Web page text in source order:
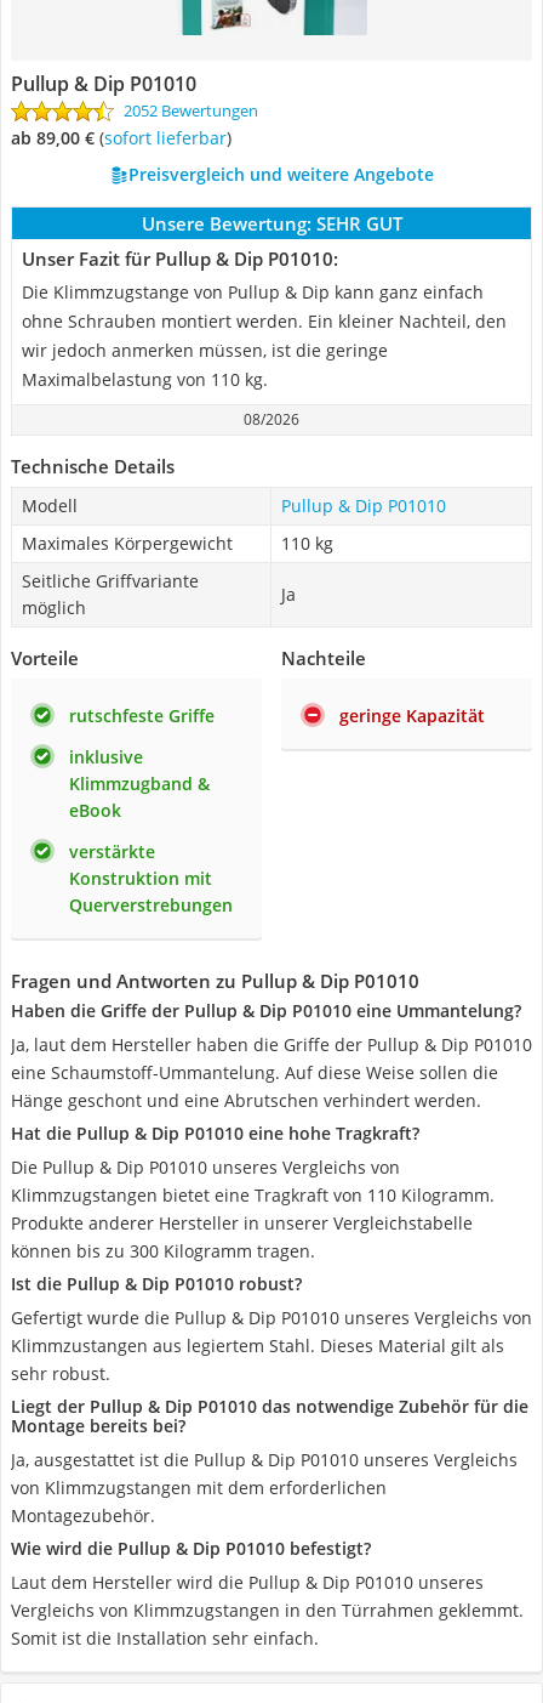
Pullup & Dip P01010
2052 Bewertungen
ab 89,00 € ( Sofort lieferbar)
Preisvergleich und weitere Angebote
Unsere Bewertung: SEHR GUT
Unser Fazit für Pullup & Dip P01010:
Die Klimmzugstange von Pullup & Dip kann ganz einfach
ohne Schrauben montiert werden. Ein kleiner Nachteil, den
wir jedoch anmerken müssen, ist die geringe
Maximalbelastung von 110 kg.
08/2026
Technische Details
Modell
Pullup & Dip P01010
Maximales Körpergewicht
110 kg
Seitliche Griffvariante
möglich
Ja
Vorteile
rutschfeste Griffe
inklusive
Klimmzugband &
eBook
verstärkte
Konstruktion mit
Querverstrebungen
Nachteile
geringe Kapazität
Fragen und Antworten zu Pullup & Dip P01010
Haben die Griffe der Pullup & Dip P01010 eine Ummantelung?
Ja, laut dem Hersteller haben die Griffe der Pullup & Dip P01010
eine Schaumstoff-Ummantelung. Auf diese Weise sollen die
Hänge geschont und eine Abrutschen verhindert werden.
Hat die Pullup & Dip P01010 eine hohe Tragkraft?
Die Pullup & Dip P01010 unseres Vergleichs von
Klimmzugstangen bietet eine Tragkraft von 110 Kilogramm.
Produkte anderer Hersteller in unserer Vergleichstabelle
können bis zu 300 Kilogramm tragen.
Ist die Pullup & Dip P01010 robust?
Gefertigt wurde die Pullup & Dip P01010 unseres Vergleichs von
Klimmzustangen aus legiertem Stahl. Dieses Material gilt als
sehr robust.
Liegt der Pullup & Dip P01010 das notwendige Zubehör für die
Montage bereits bei?
Ja, ausgestattet ist die Pullup & Dip P01010 unseres Vergleichs
von Klimmzugstangen mit dem erforderlichen
Montagezubehör.
Wie wird die Pullup & Dip P01010 befestigt?
Laut dem Hersteller wird die Pullup & Dip P01010 unseres
Vergleichs von Klimmzugstangen in den Türrahmen geklemmt.
Somit ist die Installation sehr einfach.